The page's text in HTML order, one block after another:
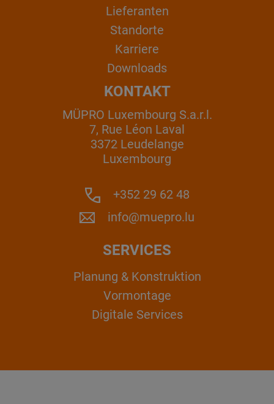
Lieferanten
Standorte
Karriere
Downloads
KONTAKT
MÜPRO Luxembourg S.a.r.l.
7, Rue Léon Laval
3372 Leudelange
Luxembourg
+352 29 62 48
info@muepro.lu
SERVICES
Planung & Konstruktion
Vormontage
Digitale Services